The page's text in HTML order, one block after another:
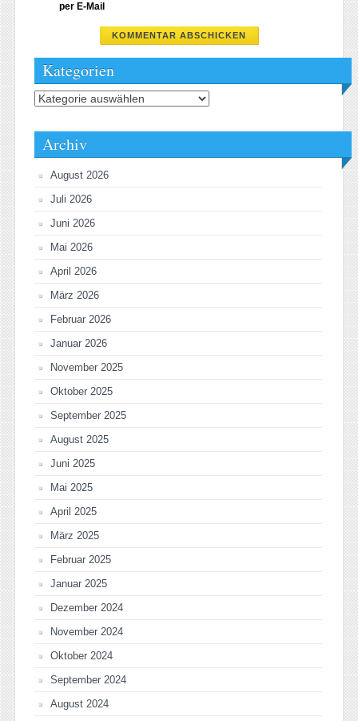
per E-Mail
Kategorien
Kategorien
Archiv
August 2026
Juli 2026
Juni 2026
Mai 2026
April 2026
März 2026
Februar 2026
Januar 2026
November 2025
Oktober 2025
September 2025
August 2025
Juni 2025
Mai 2025
April 2025
März 2025
Februar 2025
Januar 2025
Dezember 2024
November 2024
Oktober 2024
September 2024
August 2024